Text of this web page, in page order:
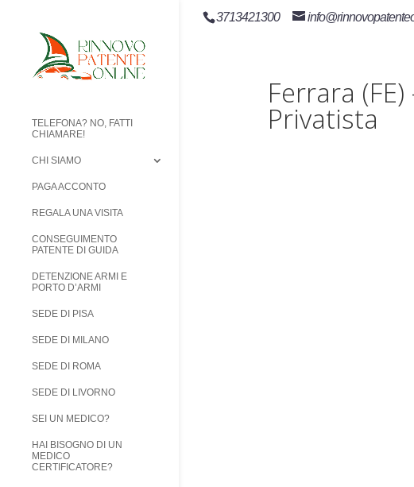
3713421300
TELEFONA? NO, FATTI
CHIAMARE!
CHI SIAMO
PAGA ACCONTO
REGALA UNA VISITA
CONSEGUIMENTO
PATENTE DI GUIDA
DETENZIONE ARMI E
PORTO D’ARMI
SEDE DI PISA
SEDE DI MILANO
SEDE DI ROMA
SEDE DI LIVORNO
SEI UN MEDICO?
HAI BISOGNO DI UN
MEDICO
CERTIFICATORE?
Ferrara
Privatista